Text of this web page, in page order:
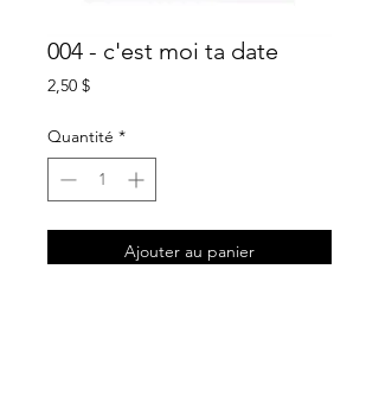
004 - c'est moi ta date
2,50 $Prix
Quantité *
Ajouter au panier